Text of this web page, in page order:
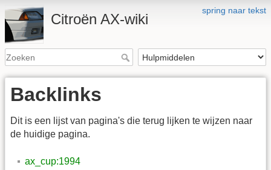
spring naar tekst
Citroën AX-wiki
Backlinks
Dit is een lijst van pagina's die terug lijken te wijzen naar
de huidige pagina.
ax_cup:1994